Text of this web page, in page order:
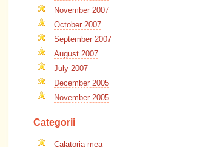
November 2007
October 2007
September 2007
August 2007
July 2007
December 2005
November 2005
Categorii
Calatoria mea